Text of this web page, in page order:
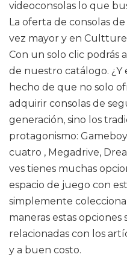
videoconsolas lo que
La oferta de consolas
vez mayor y en Cultture
Con un solo clic podrás
de nuestro catálogo. ¿Y
hecho de que no solo
adquirir consolas de
generación, sino los
protagonismo:
cuatro , Megadrive,
ves tienes muchas
espacio de juego con
simplemente
maneras estas
relacionadas con los
y a buen costo.